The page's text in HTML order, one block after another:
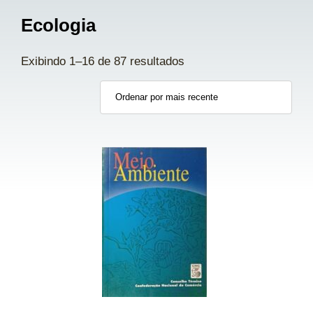
Ecologia
Exibindo 1–16 de 87 resultados